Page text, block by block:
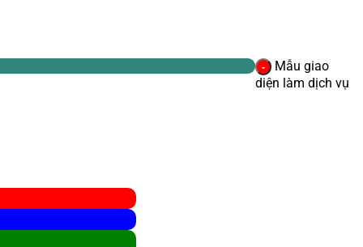
Mẫu giao
diện làm dịch vụ